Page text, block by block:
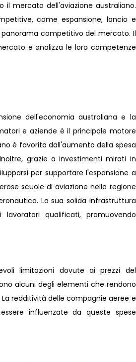
mercato dell'aviazione australiano.
come espansione, lancio e
panorama competitivo del mercato. Il
e analizza le loro competenze
dell'economia australiana e la
e aziende è il principale motore
è favorita dall'aumento della spesa
grazie a investimenti mirati in
per supportare l'espansione a
scuole di aviazione nella regione
La sua solida infrastruttura
qualificati, promuovendo
limitazioni dovute ai prezzi del
alcuni degli elementi che rendono
redditività delle compagnie aeree e
influenzate da queste spese